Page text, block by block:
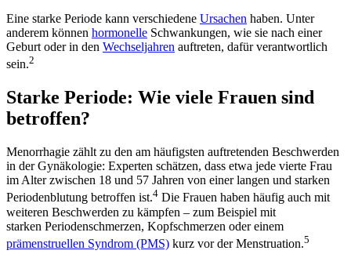
Eine starke Periode kann verschiedene Ursachen haben. Unter
anderem können hormonelle Schwankungen, wie sie nach einer
Geburt oder in den Wechseljahren auftreten, dafür verantwortlich
sein.2
Starke Periode: Wie viele Frauen sind
betroffen?
Menorrhagie zählt zu den am häufigsten auftretenden Beschwerden
in der Gynäkologie: Experten schätzen, dass etwa jede vierte Frau
im Alter zwischen 18 und 57 Jahren von einer langen und starken
Periodenblutung betroffen ist.4 Die Frauen haben häufig auch mit
weiteren Beschwerden zu kämpfen – zum Beispiel mit
starken Periodenschmerzen, Kopfschmerzen oder einem
prämenstruellen Syndrom (PMS) kurz vor der Menstruation.5